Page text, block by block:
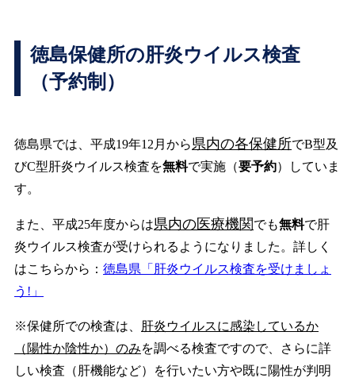
徳島保健所の肝炎ウイルス検査
（予約制）
徳島県では、平成19年12月から県内の各保健所でB型及
びC型肝炎ウイルス検査を無料で実施（要予約）していま
す。
また、平成25年度からは県内の医療機関でも無料で肝
炎ウイルス検査が受けられるようになりました。詳しく
はこちらから： 徳島県「肝炎ウイルス検査を受けましょ
う!」
※保健所での検査は、
肝炎ウイルスに感染しているか
（陽性か陰性か）のみを調べる検査ですので、さらに詳
しい検査（肝機能など）を行いたい方や既に陽性が判明